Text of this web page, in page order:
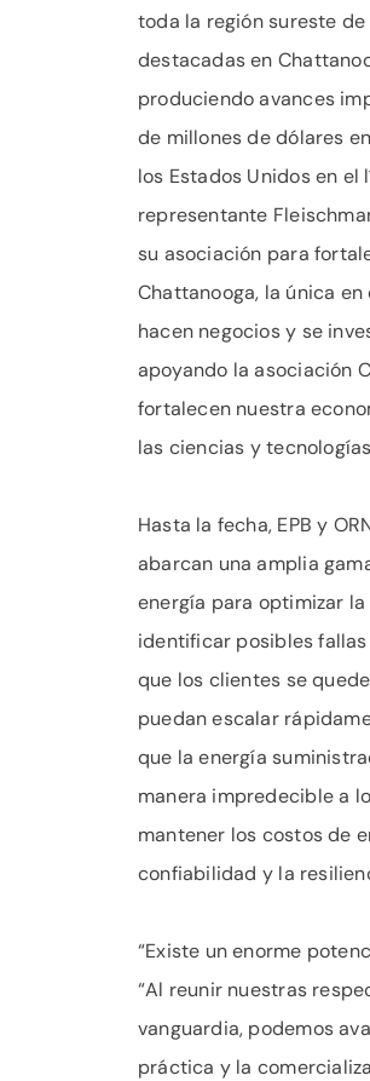
toda la región sureste
destacadas en
produciendo avances
de millones de dólares
los Estados Unidos en
representante
su asociación para
Chattanooga, la única
hacen negocios y se
apoyando la asociación
fortalecen nuestra
las ciencias y
Hasta la fecha, EPB y
abarcan una amplia
energía para optimizar
identificar posibles
que los clientes se
puedan escalar
que la energía
manera impredecible a
mantener los costos de
confiabilidad y la
“Existe un enorme
“Al reunir nuestras
vanguardia, podemos
práctica y la